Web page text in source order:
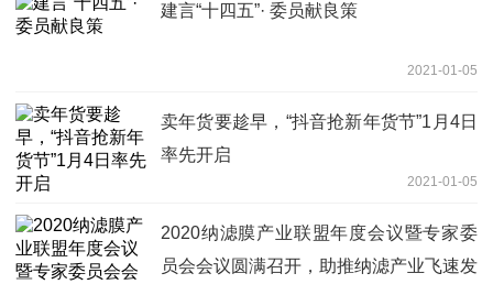
建言“十四五”· 委员献良策
2021-01-05
卖年货要趁早，“抖音抢新年货节”1月4日
率先开启
2021-01-05
2020纳滤膜产业联盟年度会议暨专家委
员会会议圆满召开，助推纳滤产业飞速发